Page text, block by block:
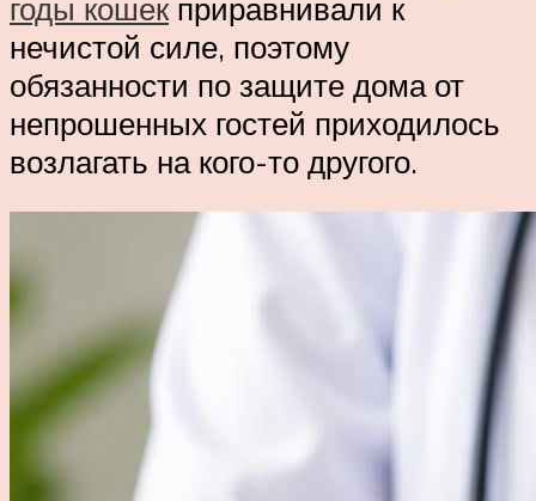
годы кошекприравнивали к
нечистой силе, поэтому
обязанности по защите дома от
непрошенных гостей приходилось
возлагать на кого-то другого.